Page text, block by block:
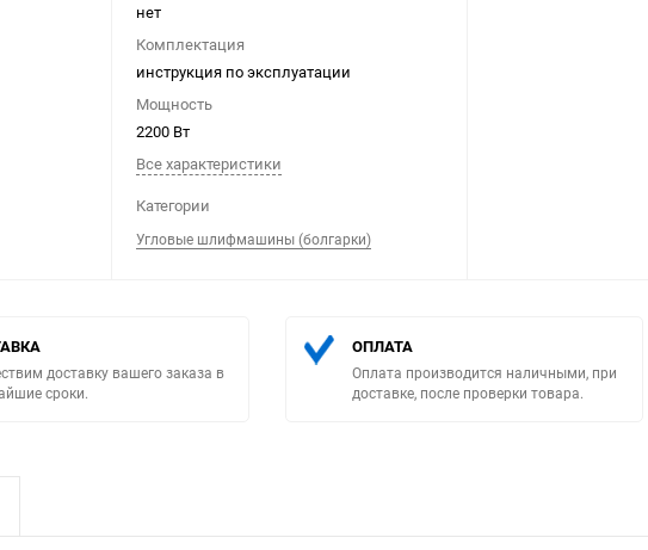
нет
Комплектация
инструкция по эксплуатации
Мощность
2200 Вт
Все характеристики
Категории
Угловые шлифмашины (болгарки)
доставку вашего заказа в
сроки.
ОПЛАТА
Оплата производится наличными, при
доставке, после проверки товара.